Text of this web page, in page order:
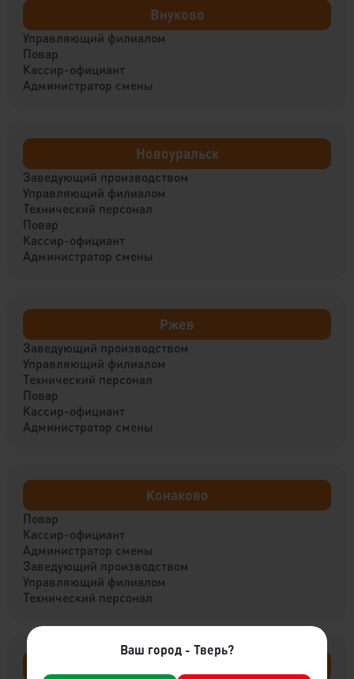
Ваш город - Тверь?
Внуково
Управляющий филиалом
Повар
Кассир-официант
Администратор смены
Новоуральск
Заведующий производством
Управляющий филиалом
Технический персонал
Повар
Кассир-официант
Администратор смены
Ржев
Заведующий производством
Управляющий филиалом
Технический персонал
Повар
Кассир-официант
Администратор смены
Конаково
Повар
Кассир-официант
Администратор смены
Заведующий производством
Управляющий филиалом
Технический персонал